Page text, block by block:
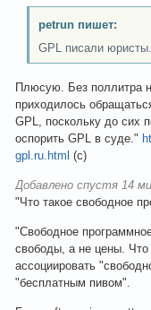
petrun пишет:
GPL писали
Плюсую. Без поллитра
приходилось
GPL, поскольку до сих
оспорить GPL в суде."
gpl.ru.html (с)
Добавлено спустя 14
"Что такое свободное
"Свободное
свободы, а не цены.
ассоциировать
"бесплатным пивом".